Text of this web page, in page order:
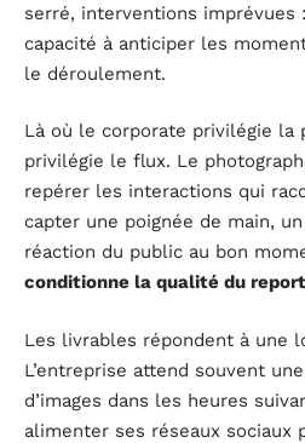
serré, interventions imprévues
capacité à anticiper les
le déroulement.
Là où le corporate privilégie la
privilégie le flux. Le
repérer les interactions qui
capter une poignée de main,
réaction du public au bon
conditionne la qualité du
Les livrables répondent à une
L’entreprise attend souvent
d’images dans les heures
alimenter ses réseaux sociaux